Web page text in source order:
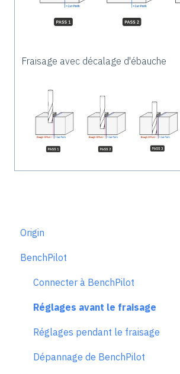
Fraisage avec décalage d'ébauche
Origin
Pour bien démarrer
Configuration de l'espace de travail
Le mode scan
Le mode dessiner
Extensions
BenchPilot
Connecter à BenchPilot
Réglages avant le fraisage
Réglages pendant le fraisage
Dépannage de BenchPilot